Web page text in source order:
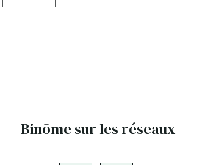
Binōme sur les réseaux